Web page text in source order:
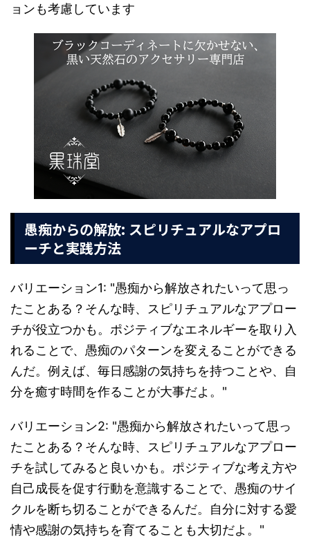
ョンも考慮しています
愚痴からの解放: スピリチュアルなアプロ
ーチと実践方法
バリエーション1: "愚痴から解放されたいって思っ
たことある？そんな時、スピリチュアルなアプロー
チが役立つかも。ポジティブなエネルギーを取り入
れることで、愚痴のパターンを変えることができる
んだ。例えば、毎日感謝の気持ちを持つことや、自
分を癒す時間を作ることが大事だよ。"
バリエーション2: "愚痴から解放されたいって思っ
たことある？そんな時、スピリチュアルなアプロー
チを試してみると良いかも。ポジティブな考え方や
自己成長を促す行動を意識することで、愚痴のサイ
クルを断ち切ることができるんだ。自分に対する愛
情や感謝の気持ちを育てることも大切だよ。"